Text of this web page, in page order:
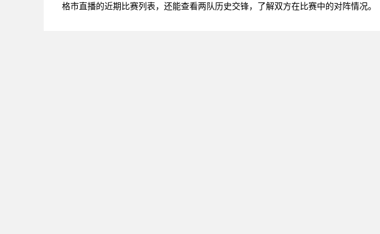
格市直播的近期比赛列表，还能查看两队历史交锋，了解双方在比赛中的对阵情况。